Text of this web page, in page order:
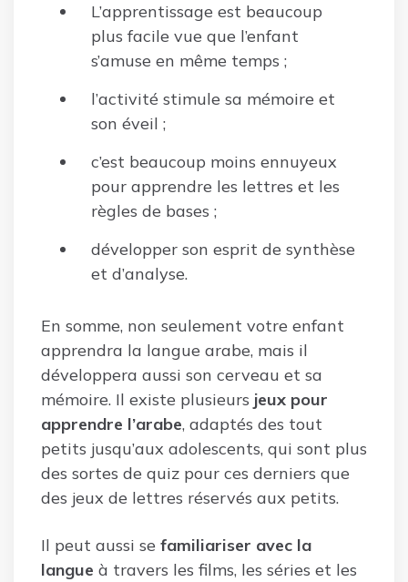
L’apprentissage est beaucoup
plus facile vue que l’enfant
s’amuse en même temps ;
l’activité stimule sa mémoire et
son éveil ;
c’est beaucoup moins ennuyeux
pour apprendre les lettres et les
règles de bases ;
développer son esprit de synthèse
et d’analyse.
En somme, non seulement votre enfant
apprendra la langue arabe, mais il
développera aussi son cerveau et sa
mémoire. Il existe plusieurs jeux pour
apprendre l’arabe, adaptés des tout
petits jusqu’aux adolescents, qui sont plus
des sortes de quiz pour ces derniers que
des jeux de lettres réservés aux petits.
Il peut aussi se familiariser avec la
langue à travers les films, les séries et les